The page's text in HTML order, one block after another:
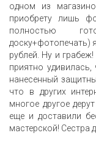
одном из
приобрету лишь
полностью
доску+фотопечать)
рублей. Ну и
приятно
нанесенный
что в других
многое другое
еще и доставили
мастерской! Сестра